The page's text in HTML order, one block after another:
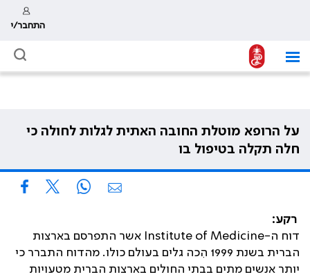
התחבר/י
על הרופא מוטלת החובה האתית לגלות לחולה כי
חלה תקלה בטיפול בו
רקע:
דוח ה-Institute of Medicine
אשר התפרסם בארצות
הברית בשנת 1999 הִכה גלים בעולם כולו. מהדוח התברר כי
יותר אנשים מתים בבתי החולים בארצות הברית מטעויות